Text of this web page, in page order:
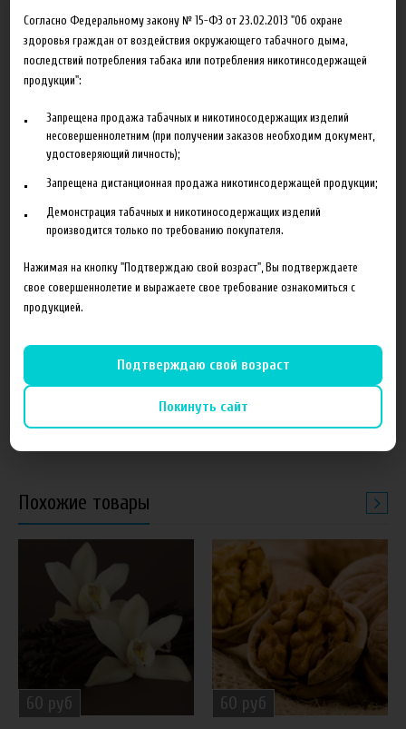
Гарантия
б/г
Сопутствующие товары
Ароматизатор TPA Apple
(Яблоко)
Ароматизатор TPA Apricot
(Абрикос)
Похожие товары
60 руб 60 руб
Согласно Федеральному закону № 15-ФЗ от 23.02.2013 "Об охране
здоровья граждан от воздействия окружающего табачного дыма,
последствий потребления табака или потребления никотинсодержащей
продукции":
Запрещена продажа табачных и никотиносодержащих изделий
несовершеннолетним (при получении заказов необходим документ,
удостоверяющий личность);
Запрещена дистанционная продажа никотинсодержащей продукции;
Демонстрация табачных и никотиносодержащих изделий
производится только по требованию покупателя.
Нажимая на кнопку "Подтверждаю свой возраст", Вы подтверждаете
свое совершеннолетие и выражаете свое требование ознакомиться с
продукцией.
Подтверждаю свой возраст
Покинуть сайт